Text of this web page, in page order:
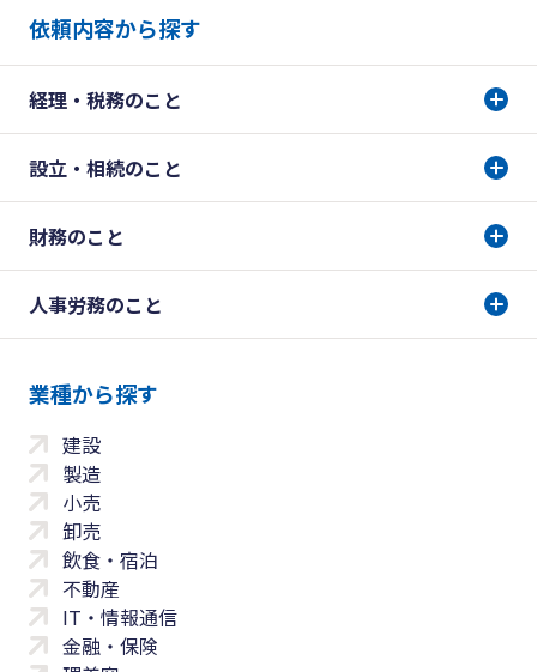
依頼内容から探す
経理・税務のこと
設立・相続のこと
財務のこと
人事労務のこと
業種から探す
建設
製造
小売
卸売
飲食・宿泊
不動産
IT・情報通信
金融・保険